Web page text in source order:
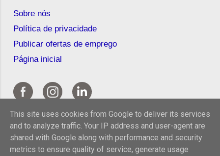
Sobre nós
Política de privacidade
Publicar ofertas de emprego
Página inicial
This site uses cookies from Google to deliver its services
and to analyze traffic. Your IP address and user-agent are
shared with Google along with performance and security
metrics to ensure quality of service, generate usage